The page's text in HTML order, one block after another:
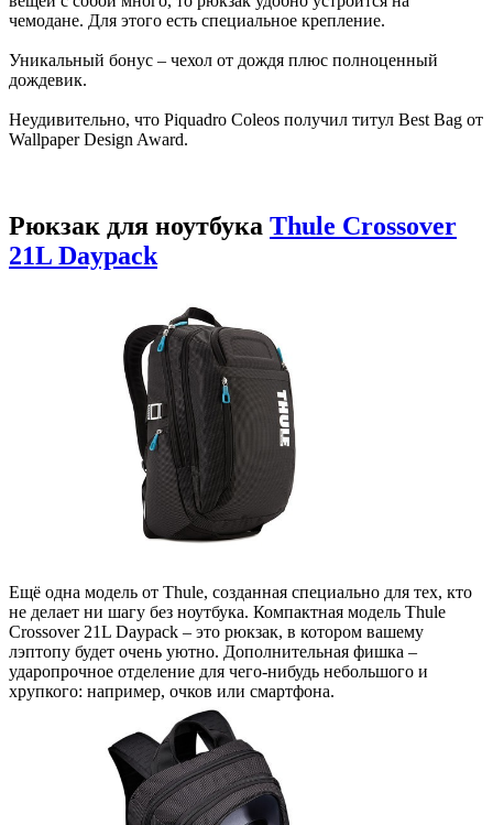
чемодане. Для этого есть специальное крепление.
Уникальный бонус – чехол от дождя плюс полноценный
дождевик.
Неудивительно, что Piquadro Coleos получил титул Best Bag от
Wallpaper Design Award.
Рюкзак для ноутбука Thule Crossover
21L Daypack
Ещё одна модель от Thule, созданная специально для тех, кто
не делает ни шагу без ноутбука. Компактная модель Thule
Crossover 21L Daypack – это рюкзак, в котором вашему
лэптопу будет очень уютно. Дополнительная фишка –
ударопрочное отделение для чего-нибудь небольшого и
хрупкого: например, очков или смартфона.